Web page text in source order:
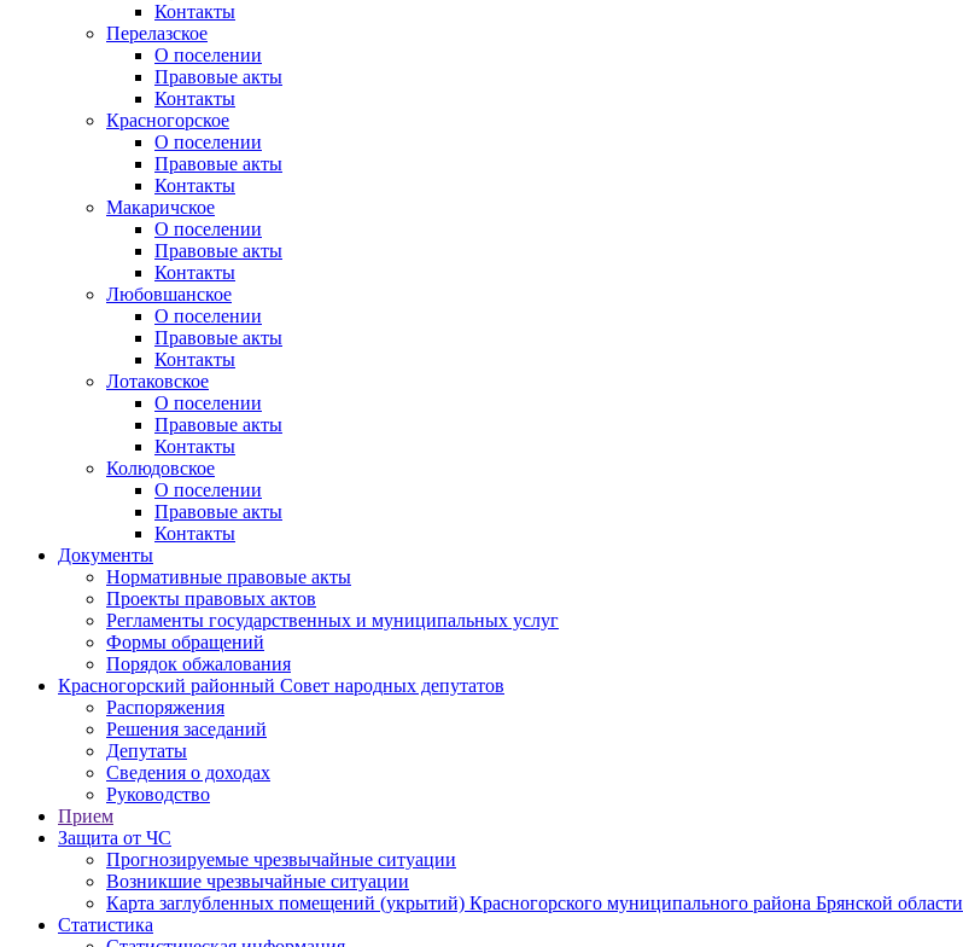
Контакты
Перелазское
О поселении
Правовые акты
Контакты
Красногорское
О поселении
Правовые акты
Контакты
Макаричское
О поселении
Правовые акты
Контакты
Любовшанское
О поселении
Правовые акты
Контакты
Лотаковское
О поселении
Правовые акты
Контакты
Колюдовское
О поселении
Правовые акты
Контакты
Документы
Нормативные правовые акты
Проекты правовых актов
Регламенты государственных и муниципальных услуг
Формы обращений
Порядок обжалования
Красногорский районный Совет народных депутатов
Распоряжения
Решения заседаний
Депутаты
Сведения о доходах
Руководство
Прием
Защита от ЧС
Прогнозируемые чрезвычайные ситуации
Возникшие чрезвычайные ситуации
Карта заглубленных помещений (укрытий) Красногорского муниципального района Брянской области
Статистика